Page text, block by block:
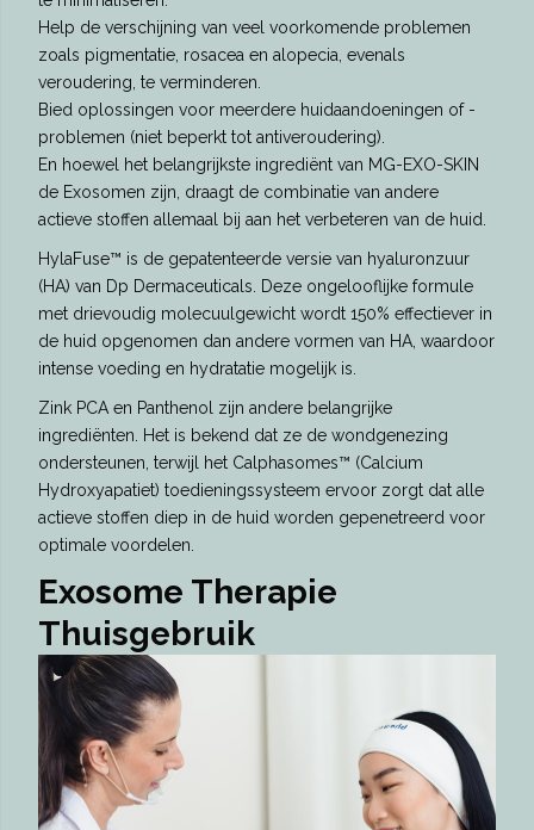
Help de verschijning van veel voorkomende problemen
zoals pigmentatie, rosacea en alopecia, evenals
veroudering, te verminderen.
Bied oplossingen voor meerdere huidaandoeningen of -
problemen (niet beperkt tot antiveroudering).
En hoewel het belangrijkste ingrediënt van MG-EXO-SKIN
de Exosomen zijn, draagt ​​de combinatie van andere
actieve stoffen allemaal bij aan het verbeteren van de huid.
HylaFuse™ is de gepatenteerde versie van hyaluronzuur
(HA) van Dp Dermaceuticals. Deze ongelooflijke formule
met drievoudig molecuulgewicht wordt 150% effectiever in
de huid opgenomen dan andere vormen van HA, waardoor
intense voeding en hydratatie mogelijk is.
Zink PCA en Panthenol zijn andere belangrijke
ingrediënten. Het is bekend dat ze de wondgenezing
ondersteunen, terwijl het Calphasomes™ (Calcium
Hydroxyapatiet) toedieningssysteem ervoor zorgt dat alle
actieve stoffen diep in de huid worden gepenetreerd voor
optimale voordelen.
Exosome Therapie
Thuisgebruik